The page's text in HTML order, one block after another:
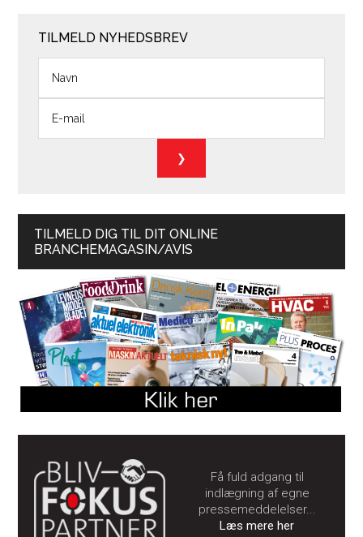
TILMELD NYHEDSBREV
TILMELD DIG TIL DIT ONLINE
BRANCHEMAGASIN/AVIS
Få fuld adgang til
indlægning af egne
pressemeddelelser...
Læs mere her